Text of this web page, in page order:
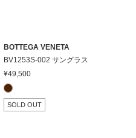
BOTTEGA VENETA
BV1253S-002 サングラス
¥49,500
SOLD OUT